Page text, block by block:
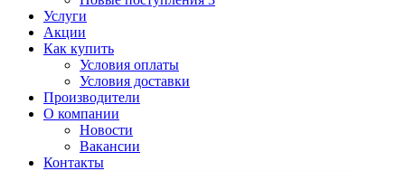
Услуги
Акции
Как купить
Условия оплаты
Условия доставки
Производители
О компании
Новости
Вакансии
Контакты